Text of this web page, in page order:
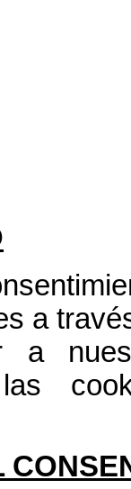
a
a
las